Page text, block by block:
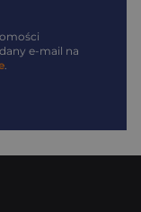
e-mail na